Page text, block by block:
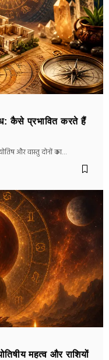
कैसे प्रभावित करते हैं
और वास्तु दोनों का…
महत्व और राशियों